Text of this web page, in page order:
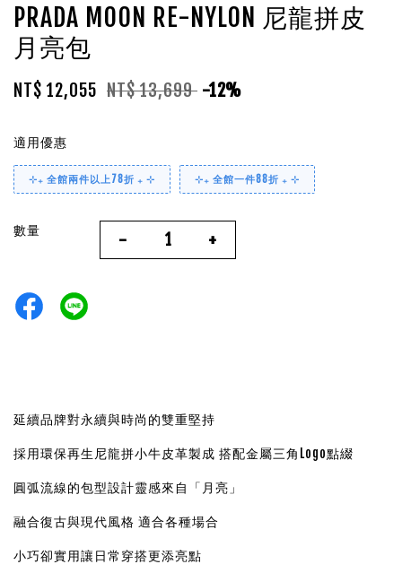
PRADA MOON RE-NYLON 尼龍拼皮
月亮包
NT$ 12,055 NT$ 13,699 -12%
適用優惠
⊹₊ 全館兩件以上78折 ₊ ⊹ ⊹₊ 全館一件88折 ₊ ⊹
數量 - +
延續品牌對永續與時尚的雙重堅持
採用環保再生尼龍拼小牛皮革製成 搭配金屬三角Logo點綴
圓弧流線的包型設計靈感來自「月亮」
融合復古與現代風格 適合各種場合
小巧卻實用讓日常穿搭更添亮點